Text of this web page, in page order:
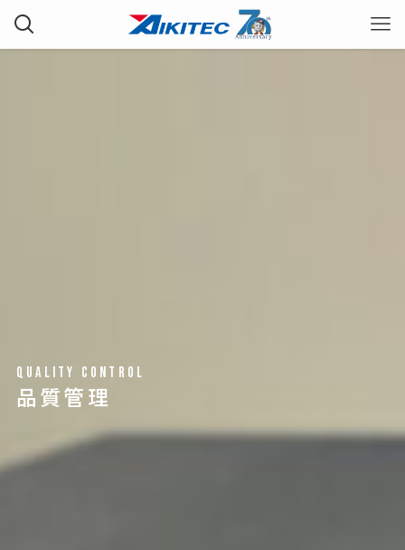
品質管理
QUALITY CONTROL